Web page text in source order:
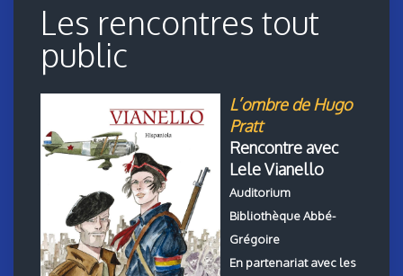
Les rencontres tout
public
L’ombre de Hugo
Pratt
Rencontre avec
Lele Vianello
Auditorium
Bibliothèque Abbé-
Grégoire
En partenariat avec les